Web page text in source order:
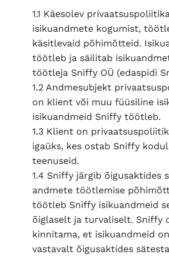
1.1 Käesolev
isikuandmete kogumist,
käsitlevaid põhimõtteid.
töötleb ja säilitab
töötleja Sniffy OÜ (edaspidi
1.2 Andmesubjekt
on klient või muu füüsiline
isikuandmeid Sniffy töötleb.
1.3 Klient on
igaüks, kes ostab Sniffy
teenuseid.
1.4 Sniffy järgib õigusaktides
andmete töötlemise
töötleb Sniffy isikuandmeid
õiglaselt ja turvaliselt. Sniffy
kinnitama, et isikuandmeid
vastavalt õigusaktides